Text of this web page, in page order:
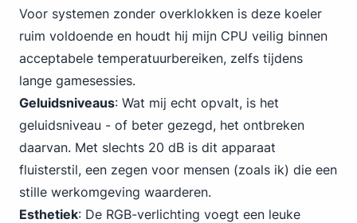
Voor systemen zonder overklokken is deze koeler
ruim voldoende en houdt hij mijn CPU veilig binnen
acceptabele temperatuurbereiken, zelfs tijdens
lange gamesessies.
Geluidsniveaus: Wat mij echt opvalt, is het
geluidsniveau - of beter gezegd, het ontbreken
daarvan. Met slechts 20 dB is dit apparaat
fluisterstil, een zegen voor mensen (zoals ik) die een
stille werkomgeving waarderen.
Esthetiek: De RGB-verlichting voegt een leuke